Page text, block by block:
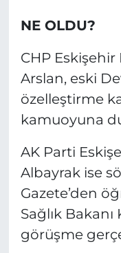
NE OLDU?
CHP
Arslan, eski
özelleştirme
kamuoyuna
AK Parti
Albayrak ise
Gazete’den
Sağlık
görüşme